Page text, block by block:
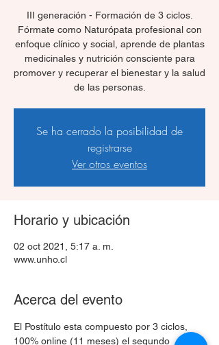
III generación - Formación de 3 ciclos.
Fórmate como Naturópata profesional con
enfoque clínico y social, aprende de plantas
medicinales y nutrición consciente para
promover y recuperar el bienestar y la salud
de las personas.
Se ha cerrado la posibilidad de
registrarse
Ver otros eventos
Horario y ubicación
02 oct 2021, 5:17 a. m.
www.unho.cl
Acerca del evento
El Postítulo esta compuesto por 3 ciclos,
100% online (11 meses) el segundo